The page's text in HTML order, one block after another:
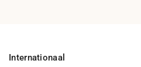
Internationaal